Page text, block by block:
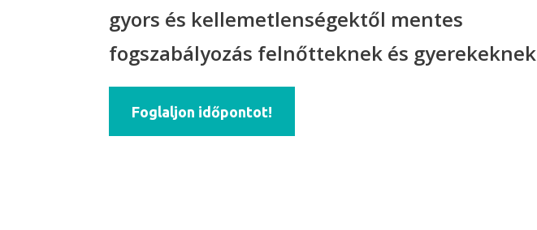
gyors és kellemetlenségektől mentes
fogszabályozás felnőtteknek és gyerekeknek
Foglaljon időpontot!